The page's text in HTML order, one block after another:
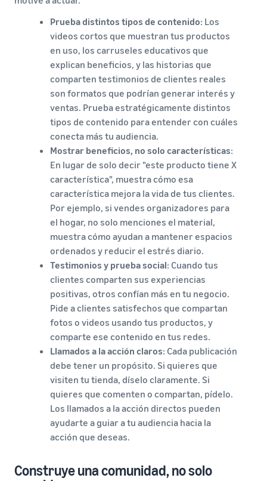
Prueba distintos tipos de contenido: Los
videos cortos que muestran tus productos
en uso, los carruseles educativos que
explican beneficios, y las historias que
comparten testimonios de clientes reales
son formatos que podrían generar interés y
ventas. Prueba estratégicamente distintos
tipos de contenido para entender con cuáles
conecta más tu audiencia.
Mostrar beneficios, no solo características:
En lugar de solo decir "este producto tiene X
característica", muestra cómo esa
característica mejora la vida de tus clientes.
Por ejemplo, si vendes organizadores para
el hogar, no solo menciones el material,
muestra cómo ayudan a mantener espacios
ordenados y reducir el estrés diario.
Testimonios y prueba social: Cuando tus
clientes comparten sus experiencias
positivas, otros confían más en tu negocio.
Pide a clientes satisfechos que compartan
fotos o videos usando tus productos, y
comparte ese contenido en tus redes.
Llamados a la acción claros: Cada publicación
debe tener un propósito. Si quieres que
visiten tu tienda, díselo claramente. Si
quieres que comenten o compartan, pídelo.
Los llamados a la acción directos pueden
ayudarte a guiar a tu audiencia hacia la
acción que deseas.
Construye una comunidad, no solo